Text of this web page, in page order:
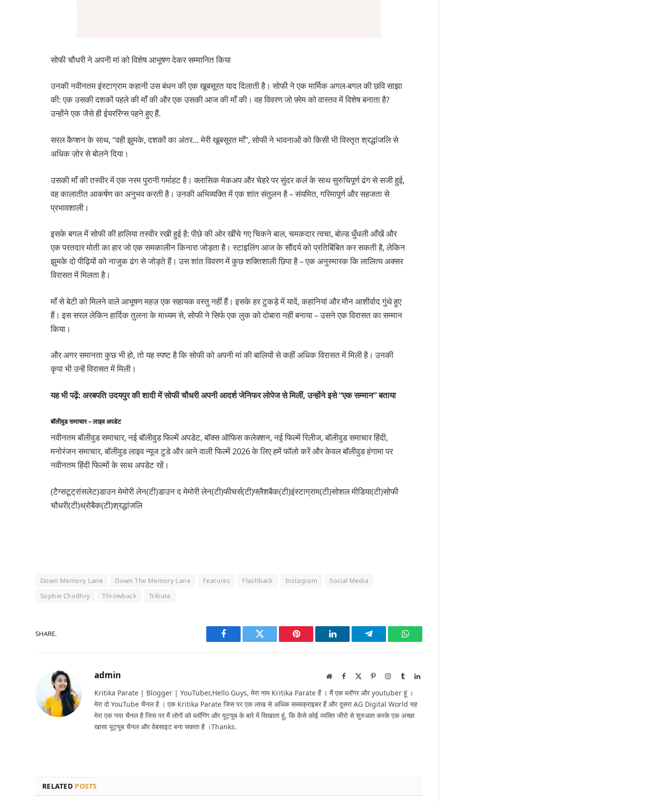
सोफी चौधरी ने अपनी मां को विशेष आभूषण देकर सम्मानित किया
उनकी नवीनतम इंस्टाग्राम कहानी उस बंधन की एक खूबसूरत याद दिलाती है। सोफी ने एक मार्मिक अगल-बगल की छवि साझा
की: एक उसकी दशकों पहले की माँ की और एक उसकी आज की माँ की। वह विवरण जो फ़्रेम को वास्तव में विशेष बनाता है?
उन्होंने एक जैसे ही ईयररिंग्स पहने हुए हैं.
सरल कैप्शन के साथ, “वही झुमके, दशकों का अंतर… मेरी खूबसूरत माँ”, सोफी ने भावनाओं को किसी भी विस्तृत श्रद्धांजलि से
अधिक ज़ोर से बोलने दिया।
उसकी माँ की तस्वीर में एक नरम पुरानी गर्माहट है। क्लासिक मेकअप और चेहरे पर सुंदर कर्ल के साथ सुरुचिपूर्ण ढंग से सजी हुई,
वह कालातीत आकर्षण का अनुभव करती है। उनकी अभिव्यक्ति में एक शांत संतुलन है – संयमित, गरिमापूर्ण और सहजता से
प्रभावशाली।
इसके बगल में सोफी की हालिया तस्वीर रखी हुई है: पीछे की ओर खींचे गए चिकने बाल, चमकदार त्वचा, बोल्ड धुँधली आँखें और
एक परतदार मोती का हार जो एक समकालीन किनारा जोड़ता है। स्टाइलिंग आज के सौंदर्य को प्रतिबिंबित कर सकती है, लेकिन
झुमके दो पीढ़ियों को नाजुक ढंग से जोड़ते हैं। उस शांत विवरण में कुछ शक्तिशाली छिपा है – एक अनुस्मारक कि लालित्य अक्सर
विरासत में मिलता है।
माँ से बेटी को मिलने वाले आभूषण महज़ एक सहायक वस्तु नहीं हैं। इसके हर टुकड़े में यादें, कहानियां और मौन आशीर्वाद गुंथे हुए
हैं। इस सरल लेकिन हार्दिक तुलना के माध्यम से, सोफी ने सिर्फ एक लुक को दोबारा नहीं बनाया – उसने एक विरासत का सम्मान
किया।
और अगर समानता कुछ भी हो, तो यह स्पष्ट है कि सोफी को अपनी मां की बालियों से कहीं अधिक विरासत में मिली है। उनकी
कृपा भी उन्हें विरासत में मिली।
यह भी पढ़ें: अरबपति उदयपुर की शादी में सोफी चौधरी अपनी आदर्श जेनिफर लोपेज से मिलीं, उन्होंने इसे “एक सम्मान” बताया
बॉलीवुड समाचार – लाइव अपडेट
नवीनतम बॉलीवुड समाचार, नई बॉलीवुड फिल्में अपडेट, बॉक्स ऑफिस कलेक्शन, नई फिल्में रिलीज, बॉलीवुड समाचार हिंदी,
मनोरंजन समाचार, बॉलीवुड लाइव न्यूज टुडे और आने वाली फिल्में 2026 के लिए हमें फॉलो करें और केवल बॉलीवुड हंगामा पर
नवीनतम हिंदी फिल्मों के साथ अपडेट रहें।
(टैग्सटूट्रांसलेट)डाउन मेमोरी लेन(टी)डाउन द मेमोरी लेन(टी)फीचर्स(टी)फ्लैशबैक(टी)इंस्टाग्राम(टी)सोशल मीडिया(टी)सोफी
चौधरी(टी)थ्रोबैक(टी)श्रद्धांजलि
Down Memory Lane Down The Memory Lane Features Flashback Instagram
Social Media
Sophie Chodhry
Throwback Tribute
SHARE.
Facebook Twitter Pinterest LinkedIn Telegram WhatsApp
admin WebsiteFacebook PinterestInstagram
TumblrLinkedIn
Kritika Parate | Blogger | YouTuber,Hello Guys, मेरा नाम Kritika Parate हैं । मैं एक ब्लॉगर और youtuber हूं ।
मेरा दो YouTube चैनल है । एक Kritika Parate जिस पर एक लाख से अधिक सब्सक्राइबर हैं और दूसरा AG Digital World यह
मेरा एक नया चैनल है जिस पर मैं लोगों को ब्लॉगिंग और यूट्यूब के बारे में सिखाता हूं, कि कैसे कोई व्यक्ति जीरो से शुरुआत करके एक अच्छा
खासा यूट्यूब चैनल और वेबसाइट बना सकता है ।Thanks.
RELATED POSTS